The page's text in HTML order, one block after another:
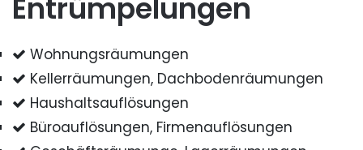
Entrümpelungen
Wohnungsräumungen
Kellerräumungen, Dachbodenräumungen
Haushaltsauflösungen
Büroauflösungen, Firmenauflösungen